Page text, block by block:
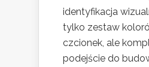
identyfikacja
tylko zestaw
czcionek, ale
podejście do